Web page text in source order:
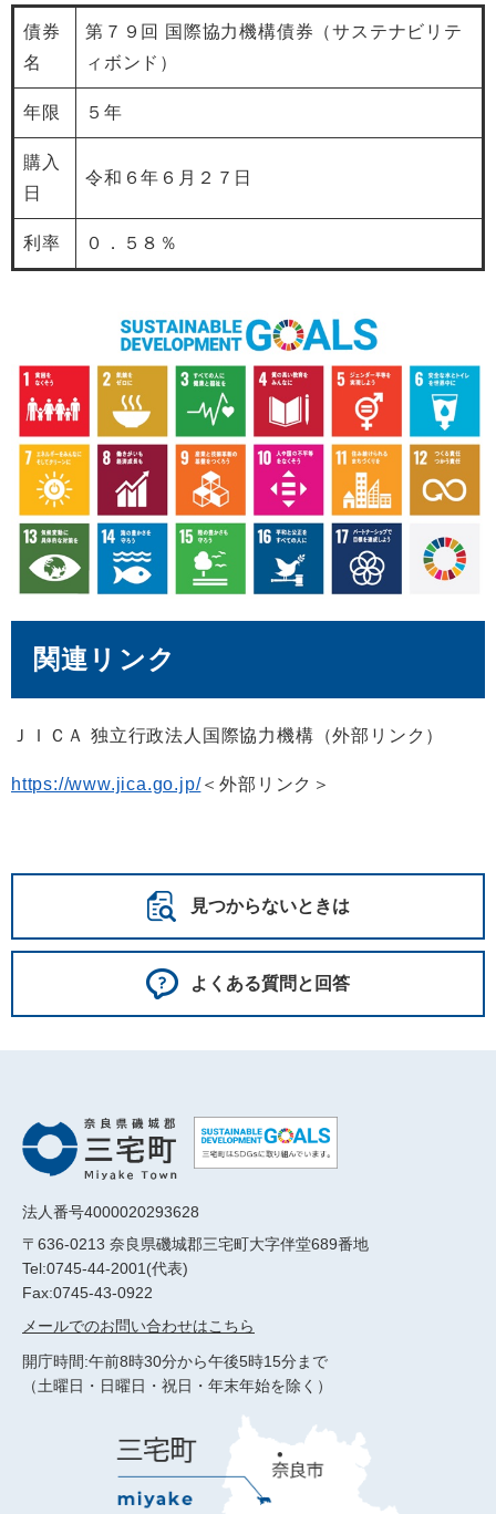
債券
名
第７９回 国際協力機構債券（サステナビリテ
ィボンド）
年限 ５年
購入
日
令和６年６月２７日
利率 ０．５８％
関連リンク
ＪＩＣＡ 独立行政法人国際協力機構（外部リンク）
https://www.jica.go.jp/＜外部リンク＞
見つからないときは
よくある質問と回答
法人番号4000020293628
〒636-0213 奈良県磯城郡三宅町大字伴堂689番地
Tel:0745-44-2001(代表)
Fax:0745-43-0922
メールでのお問い合わせはこちら
開庁時間:午前8時30分から午後5時15分まで
（土曜日・日曜日・祝日・年末年始を除く）